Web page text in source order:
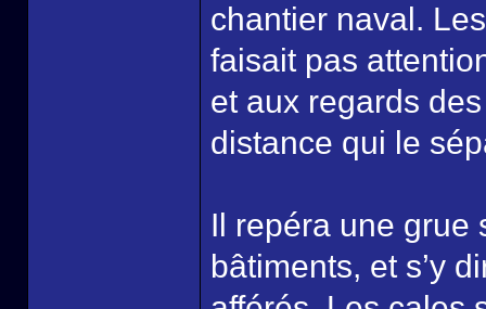
chantier naval.
faisait pas
et aux regards
distance qui le
Il repéra une grue
bâtiments, et s’y